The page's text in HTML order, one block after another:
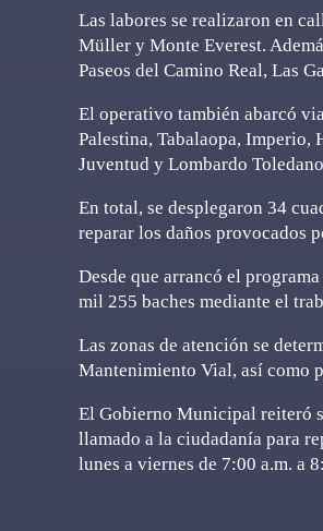
Las labores se realizaron en
Müller y Monte Everest.
Paseos del Camino Real, Las
El operativo también abarcó
Palestina, Tabalaopa, Imperio,
Juventud y Lombardo
En total, se desplegaron 34
reparar los daños provocados
Desde que arrancó el
mil 255 baches mediante el
Las zonas de atención se
Mantenimiento Vial, así como
El Gobierno Municipal reiteró
llamado a la ciudadanía para
lunes a viernes de 7:00 a.m. a